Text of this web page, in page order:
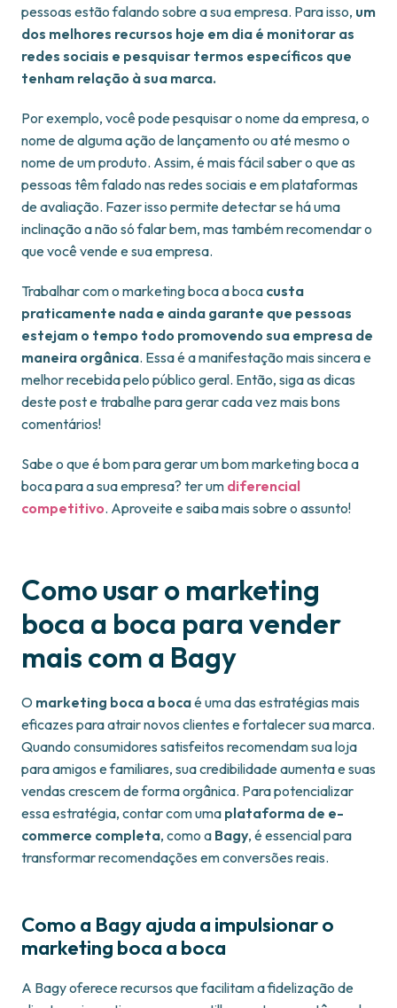
pessoas estão falando sobre a sua empresa. Para isso, um
dos melhores recursos hoje em dia é monitorar as
redes sociais e pesquisar termos específicos que
tenham relação à sua marca.
Por exemplo, você pode pesquisar o nome da empresa, o
nome de alguma ação de lançamento ou até mesmo o
nome de um produto. Assim, é mais fácil saber o que as
pessoas têm falado nas redes sociais e em plataformas
de avaliação. Fazer isso permite detectar se há uma
inclinação a não só falar bem, mas também recomendar o
que você vende e sua empresa.
Trabalhar com o marketing boca a boca custa
praticamente nada e ainda garante que pessoas
estejam o tempo todo promovendo sua empresa de
maneira orgânica. Essa é a manifestação mais sincera e
melhor recebida pelo público geral. Então, siga as dicas
deste post e trabalhe para gerar cada vez mais bons
comentários!
Sabe o que é bom para gerar um bom marketing boca a
boca para a sua empresa? ter um diferencial
competitivo. Aproveite e saiba mais sobre o assunto!
Como usar o marketing
boca a boca para vender
mais com a Bagy
O marketing boca a bocaé uma das estratégias mais
eficazes para atrair novos clientes e fortalecer sua marca.
Quando consumidores satisfeitos recomendam sua loja
para amigos e familiares, sua credibilidade aumenta e suas
vendas crescem de forma orgânica. Para potencializar
essa estratégia, contar com uma plataforma de e-
commerce completa, como a Bagy, é essencial para
transformar recomendações em conversões reais.
Como a Bagy ajuda a impulsionar o
marketing boca a boca
A Bagy oferece recursos que facilitam a fidelização de